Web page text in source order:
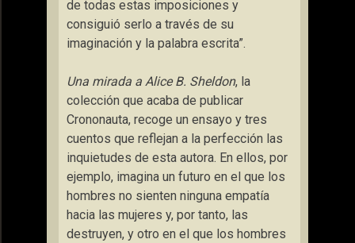
de todas estas imposiciones y
consiguió serlo a través de su
imaginación y la palabra escrita”.
Una mirada a Alice B. Sheldon, la
colección que acaba de publicar
Crononauta, recoge un ensayo y tres
cuentos que reflejan a la perfección las
inquietudes de esta autora. En ellos, por
ejemplo, imagina un futuro en el que los
hombres no sienten ninguna empatía
hacia las mujeres y, por tanto, las
destruyen, y otro en el que los hombres